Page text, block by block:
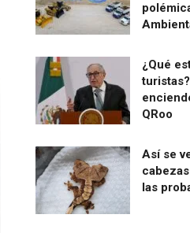
¿Qué
QRoo
Así se
las